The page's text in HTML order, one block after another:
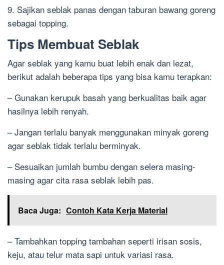
9. Sajikan seblak panas dengan taburan bawang goreng
sebagai topping.
Tips Membuat Seblak
Agar seblak yang kamu buat lebih enak dan lezat,
berikut adalah beberapa tips yang bisa kamu terapkan:
– Gunakan kerupuk basah yang berkualitas baik agar
hasilnya lebih renyah.
– Jangan terlalu banyak menggunakan minyak goreng
agar seblak tidak terlalu berminyak.
– Sesuaikan jumlah bumbu dengan selera masing-
masing agar cita rasa seblak lebih pas.
Baca Juga: Contoh Kata Kerja Material
– Tambahkan topping tambahan seperti irisan sosis,
keju, atau telur mata sapi untuk variasi rasa.